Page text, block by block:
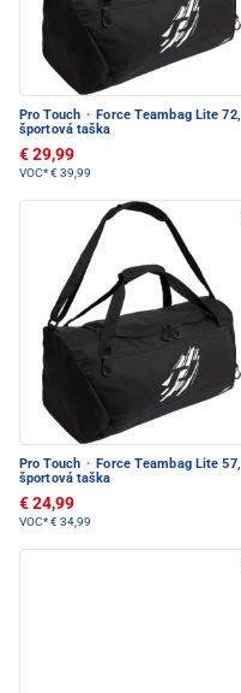
Pro Touch · Force Teambag Lite 72,
športová taška
€ 29,99
VOC*€ 39,99
Pro Touch · Force Teambag Lite 57,
športová taška
€ 24,99
VOC*€ 34,99